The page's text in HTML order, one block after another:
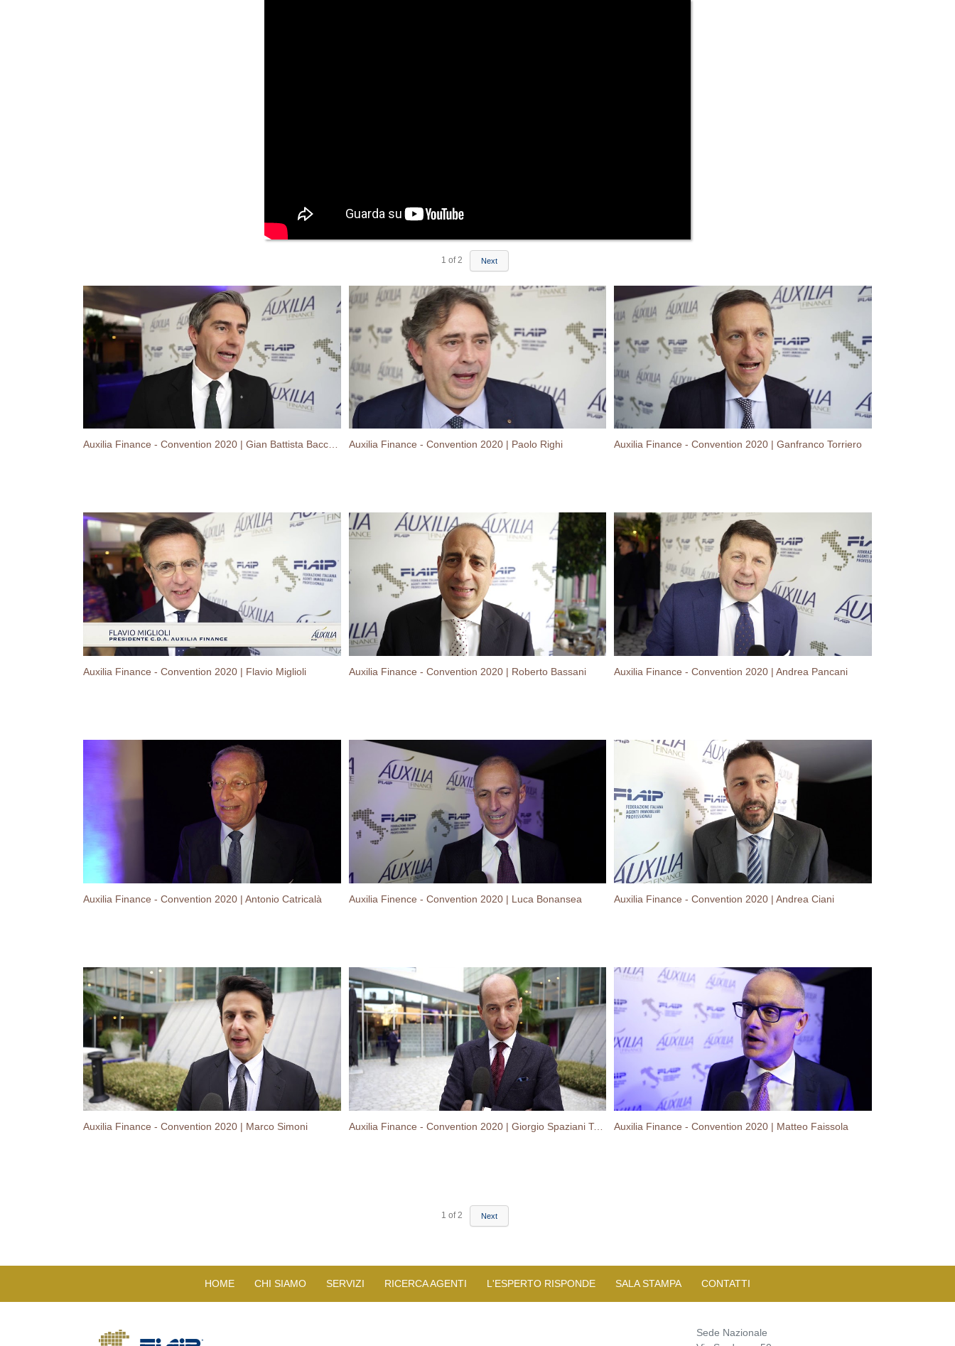
1 of 2 Next
Auxilia Finance - Convention 2020 | Gian Battista Baccarini Auxilia Finance - Convention 2020 | Paolo Righi Auxilia Finance - Convention 2020 | Ganfranco Torriero
Auxilia Finance - Convention 2020 | Flavio Miglioli Auxilia Finance - Convention 2020 | Roberto Bassani Auxilia Finance - Convention 2020 | Andrea Pancani
Auxilia Finance - Convention 2020 | Antonio Catricalà Auxilia Finence - Convention 2020 | Luca Bonansea Auxilia Finance - Convention 2020 | Andrea Ciani
Auxilia Finance - Convention 2020 | Marco Simoni Auxilia Finance - Convention 2020 | Giorgio Spaziani Testa Auxilia Finance - Convention 2020 | Matteo Faissola
1 of 2 Next
HOME CHI SIAMO SERVIZI RICERCA AGENTI L'ESPERTO RISPONDE SALA STAMPA CONTATTI
Sede Nazionale